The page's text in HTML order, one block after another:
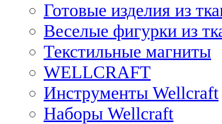
Готовые изделия из
Веселые фигурки из
Текстильные магниты
WELLCRAFT
Инструменты Wellcraft
Наборы Wellcraft